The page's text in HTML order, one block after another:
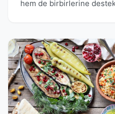
hem de birbirlerine destek